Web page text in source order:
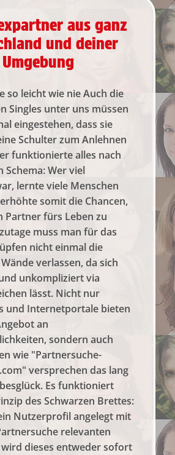
aus ganz
und deiner
Umgebung
so leicht wie nie Auch die
Singles unter uns müssen
eingestehen, dass sie
Schulter zum Anlehnen
funktionierte alles nach
Schema: Wer viel
lernte viele Menschen
somit die Chancen,
Partner fürs Leben zu
muss man für das
nicht einmal die
verlassen, da sich
unkompliziert via
lässt. Nicht nur
und Internetportale bieten
an
sondern auch
wie "Partnersuche-
versprechen das lang
Es funktioniert
des Schwarzen Brettes:
Nutzerprofil angelegt mit
relevanten
dieses entweder sofort